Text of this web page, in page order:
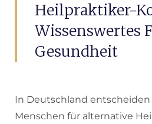
Heilpraktiker-
Wissenswertes
Gesundheit
In Deutschland
Menschen für alternative